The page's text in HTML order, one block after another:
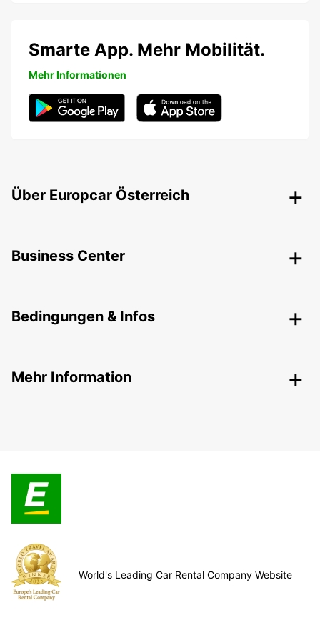
Smarte App. Mehr Mobilität.
Mehr Informationen
Über Europcar Österreich
Business Center
Bedingungen & Infos
Mehr Information
World's Leading Car Rental Company Website